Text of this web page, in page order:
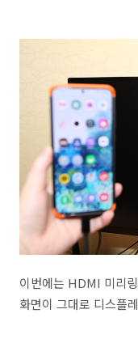
이번에는 HDMI 미리
화면이 그대로 디스플